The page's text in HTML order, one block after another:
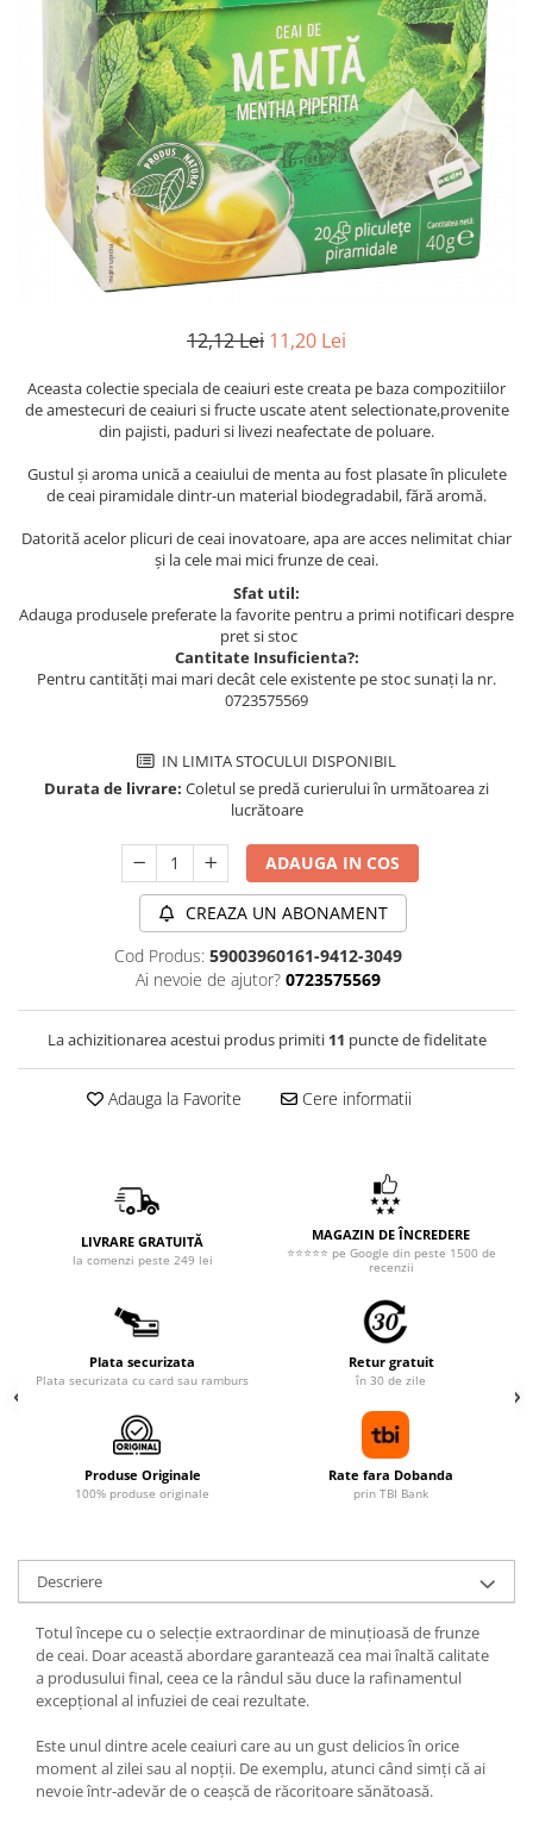
12,12 Lei 11,20 Lei
Aceasta colectie speciala de ceaiuri este creata pe baza compozitiilor
de amestecuri de ceaiuri si fructe uscate atent selectionate,provenite
din pajisti, paduri si livezi neafectate de poluare.
Gustul și aroma unică a ceaiului de menta au fost plasate în pliculete
de ceai piramidale dintr-un material biodegradabil, fără aromă.
Datorită acelor plicuri de ceai inovatoare, apa are acces nelimitat chiar
și la cele mai mici frunze de ceai.
Sfat util:
Adauga produsele preferate la favorite pentru a primi notificari despre
pret si stoc
Cantitate Insuficienta?:
Pentru cantități mai mari decât cele existente pe stoc sunați la nr.
0723575569
IN LIMITA STOCULUI DISPONIBIL
Durata de livrare: Coletul se predă curierului în următoarea zi
lucrătoare
ADAUGA IN COS
CREAZA UN ABONAMENT
Cod Produs: 59003960161-9412-3049
Ai nevoie de ajutor? 0723575569
La achizitionarea acestui produs primiti 11 puncte de fidelitate
Adauga la Favorite Cere informatii
LIVRARE GRATUITĂ
la comenzi peste 249 lei
MAGAZIN DE ÎNCREDERE
⭐⭐⭐⭐⭐ pe Google din peste 1500 de
recenzii
Plata securizata
Plata securizata cu card sau ramburs
Retur gratuit
în 30 de zile
Produse Originale
100% produse originale
Rate fara Dobanda
prin TBI Bank
Descriere
Totul începe cu o selecție extraordinar de minuțioasă de frunze
de ceai. Doar această abordare garantează cea mai înaltă calitate
a produsului final, ceea ce la rândul său duce la rafinamentul
excepțional al infuziei de ceai rezultate.
Este unul dintre acele ceaiuri care au un gust delicios în orice
moment al zilei sau al nopții. De exemplu, atunci când simți că ai
nevoie într-adevăr de o ceașcă de răcoritoare sănătoasă.